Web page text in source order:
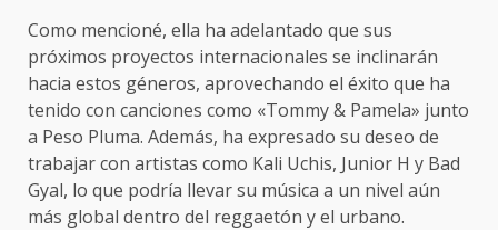
Como mencioné, ella ha adelantado que sus
próximos proyectos internacionales se inclinarán
hacia estos géneros, aprovechando el éxito que ha
tenido con canciones como «Tommy & Pamela» junto
a Peso Pluma. Además, ha expresado su deseo de
trabajar con artistas como Kali Uchis, Junior H y Bad
Gyal, lo que podría llevar su música a un nivel aún
más global dentro del reggaetón y el urbano.